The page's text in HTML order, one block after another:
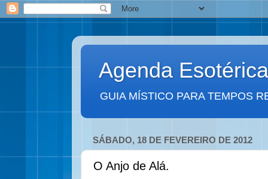
Agenda Esotérica
GUIA MÍSTICO PARA TEMPOS
SÁBADO, 18 DE FEVEREIRO DE 2012
O Anjo de Alá.